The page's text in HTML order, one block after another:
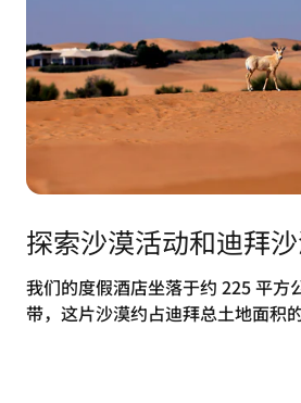
探索沙漠活动和迪拜
我们的度假酒店坐落于约 225 平方
带，这片沙漠约占迪拜总土地面积的